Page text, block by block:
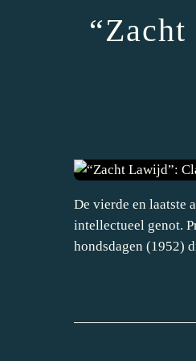
De vierde en laatste
intellectueel genot.
hondsdagen (1952)